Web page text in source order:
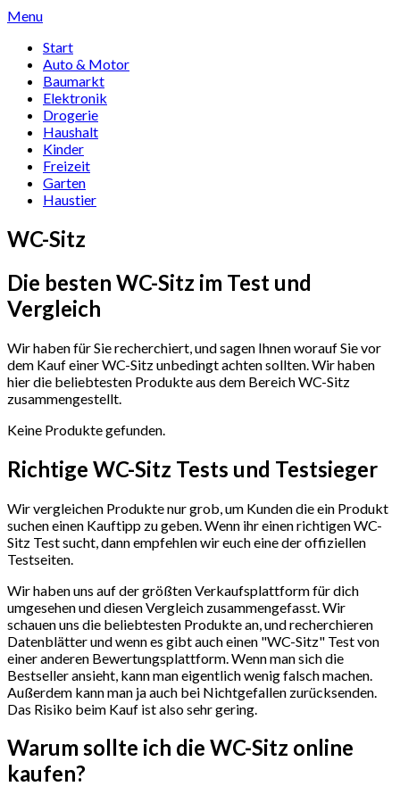
Skip
content
Menu
Start
Auto & Motor
Baumarkt
Elektronik
Drogerie
Haushalt
Kinder
Freizeit
Garten
Haustier
WC-Sitz
Die besten WC-Sitz im Test und
Vergleich
Wir haben für Sie recherchiert, und sagen Ihnen worauf Sie vor
dem Kauf einer WC-Sitz unbedingt achten sollten. Wir haben
hier die beliebtesten Produkte aus dem Bereich WC-Sitz
zusammengestellt.
Keine Produkte gefunden.
Richtige WC-Sitz Tests und Testsieger
Wir vergleichen Produkte nur grob, um Kunden die ein Produkt
suchen einen Kauftipp zu geben. Wenn ihr einen richtigen WC-
Sitz Test sucht, dann empfehlen wir euch eine der offiziellen
Testseiten.
Wir haben uns auf der größten Verkaufsplattform für dich
umgesehen und diesen Vergleich zusammengefasst. Wir
schauen uns die beliebtesten Produkte an, und recherchieren
Datenblätter und wenn es gibt auch einen "WC-Sitz" Testvon
einer anderen Bewertungsplattform. Wenn man sich die
Bestseller ansieht, kann man eigentlich wenig falsch machen.
Außerdem kann man ja auch bei Nichtgefallen zurücksenden.
Das Risiko beim Kauf ist also sehr gering.
Warum sollte ich die WC-Sitz online
kaufen?